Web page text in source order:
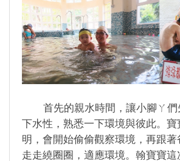
首先的親水時間，讓小腳ㄚ們
下水性，熟悉一下環境與彼此。寶
明，會開始偷偷觀察環境，再跟著
走走繞圈圈，適應環境。翰寶寶